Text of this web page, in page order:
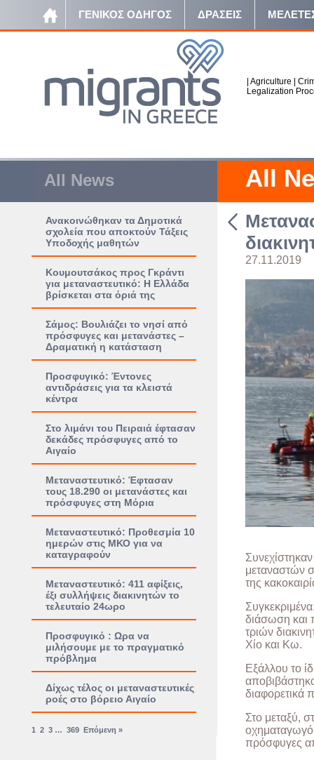
ΓΕΝΙΚΟΣ ΟΔΗΓΟΣ ΔΡΑΣΕΙΣ
Agriculture
Legalization
All News
Ανακοινώθηκαν τα Δημοτικά
σχολεία που αποκτούν Τάξεις
Υποδοχής μαθητών
Κουμουτσάκος προς Γκράντι
για μεταναστευτικό: Η Ελλάδα
βρίσκεται στα όριά της
Σάμος: Βουλιάζει το νησί από
πρόσφυγες και μετανάστες –
Δραματική η κατάσταση
Προσφυγικό: Έντονες
αντιδράσεις για τα κλειστά
κέντρα
Στο λιμάνι του Πειραιά έφτασαν
δεκάδες πρόσφυγες από το
Αιγαίο
Μεταναστευτικό: Έφτασαν
τους 18.290 οι μετανάστες και
πρόσφυγες στη Μόρια
Μεταναστευτικό: Προθεσμία 10
ημερών στις ΜΚΟ για να
καταγραφούν
Μεταναστευτικό: 411 αφίξεις,
έξι συλλήψεις διακινητών το
τελευταίο 24ωρο
Προσφυγικό : Ωρα να
μιλήσουμε με το πραγματικό
πρόβλημα
Δίχως τέλος οι μεταναστευτικές
ροές στο βόρειο Αιγαίο
1 2 3 … 369 Επόμενη »
All
27.11.2019
μεταναστών
της
διάσωση και
τριών
Χίο και Κω.
Εξάλλου το
διαφορετικά
Στο μεταξύ,
οχηματαγωγό
πρόσφυγες